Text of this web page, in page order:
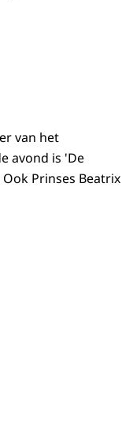
van het
avond is 'De
Prinses Beatrix